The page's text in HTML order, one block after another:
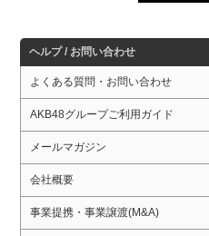
ヘルプ / お問い合わせ
よくある質問・お問い合わせ
AKB48グループご利用ガイド
メールマガジン
会社概要
事業提携・事業譲渡(M&A)